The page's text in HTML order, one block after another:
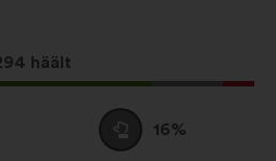
häält
Olen
erapooletu
16%
sotsiaalvõrgustike abil